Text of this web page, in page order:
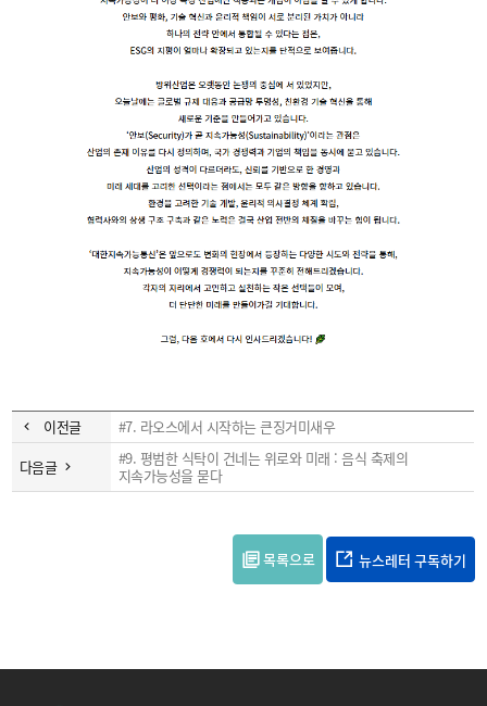
이전글
#7. 라오스에서 시작하는 큰징거미새우
다음글
#9. 평범한 식탁이 건네는 위로와 미래 : 음식 축제의
지속가능성을 묻다
목록으로 뉴스레터 구독하기